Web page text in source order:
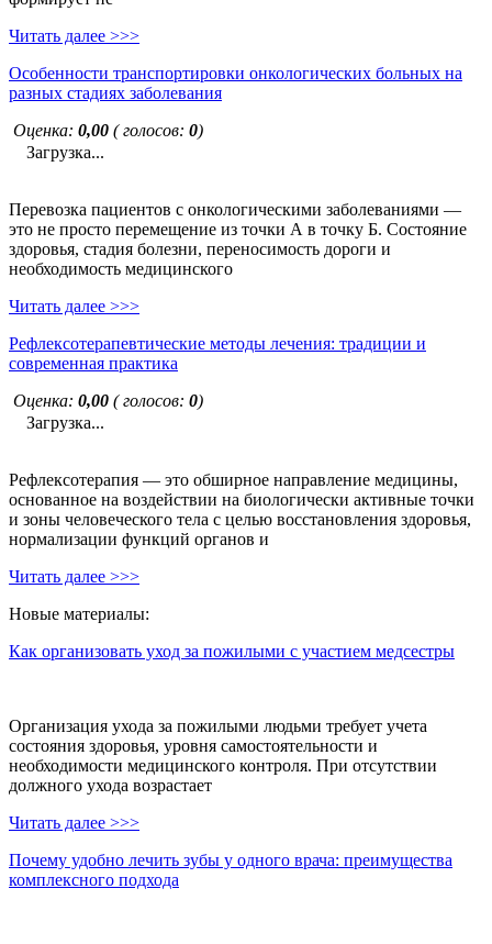
Читать далее >>>
Особенности транспортировки онкологических больных на
разных стадиях заболевания
Оценка: 0,00 ( голосов: 0)
Загрузка...
Перевозка пациентов с онкологическими заболеваниями —
это не просто перемещение из точки А в точку Б. Состояние
здоровья, стадия болезни, переносимость дороги и
необходимость медицинского
Читать далее >>>
Рефлексотерапевтические методы лечения: традиции и
современная практика
Оценка: 0,00 ( голосов: 0)
Загрузка...
Рефлексотерапия — это обширное направление медицины,
основанное на воздействии на биологически активные точки
и зоны человеческого тела с целью восстановления здоровья,
нормализации функций органов и
Читать далее >>>
Новые материалы:
Как организовать уход за пожилыми с участием медсестры
Организация ухода за пожилыми людьми требует учета
состояния здоровья, уровня самостоятельности и
необходимости медицинского контроля. При отсутствии
должного ухода возрастает
Читать далее >>>
Почему удобно лечить зубы у одного врача: преимущества
комплексного подхода